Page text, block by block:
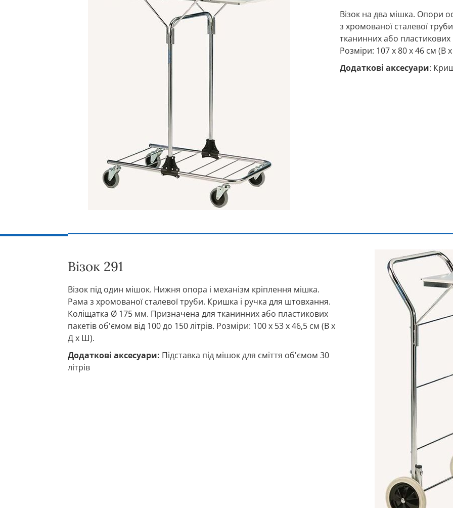
Візок на два мішка. Опори
з хромованої сталевої
тканинних або пластикових
Розміри: 107 x 80 x 46 см (В
Додаткові аксесуари:
Візок 291
Візок під один мішок. Нижня опора і механізм кріплення мішка.
Рама з хромованої сталевої труби. Кришка і ручка для штовхання.
Коліщатка Ø 175 мм. Призначена для тканинних або пластикових
пакетів об'ємом від 100 до 150 літрів. Розміри: 100 x 53 x 46,5 см (В x
Д x Ш).
Додаткові аксесуари: Підставка під мішок для сміття об'ємом 30
літрів